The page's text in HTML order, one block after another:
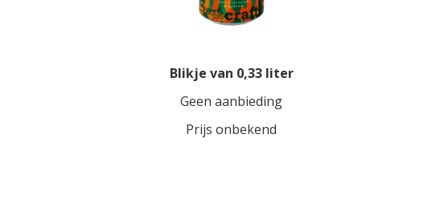
Blikje van 0,33 liter
Geen aanbieding
Prijs onbekend